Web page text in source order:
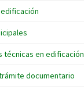
técnicas en edificación
documentario